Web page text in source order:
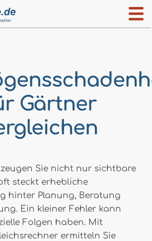
Gärtner
Sie nicht nur sichtbare
steckt erhebliche
hinter Planung, Beratung
Ein kleiner Fehler kann
Folgen haben. Mit
ermitteln Sie